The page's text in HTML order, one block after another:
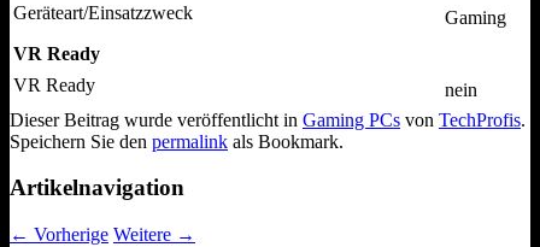
Geräteart/Einsatzzweck
Gaming
VR Ready
VR Ready
nein
Dieser Beitrag wurde veröffentlicht in Gaming PCs von TechProfis.
Speichern Sie den permalink als Bookmark.
Artikelnavigation
← Vorherige Weitere →